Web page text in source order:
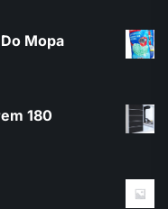
Mopa
180